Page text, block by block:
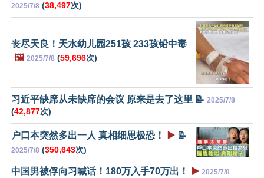
2025/7/8 (38,497次)
丧尽天良！天水幼儿园251孩 233孩铅中毒
🖼️ 2025/7/8 (59,696次)
习近平缺席从未缺席的会议 原来是去了这里 📝 2025/7/8
(42,877次)
户口本突然多出一人 真相细思极恐！ ▶️ 📝
2025/7/8 (350,643次)
中国男被俘向习喊话！180万入手70万出！ ▶️ 2025/7/8